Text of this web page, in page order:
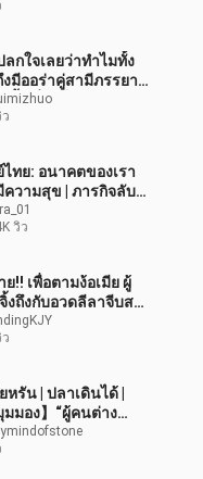
ลกใจเลยว่าทำไมทั้ง
งมีออร่าคู่สามีภรรยา
นี้!! ที่แท้ก็เคยแอบ
านกันมาแล้วตั้งนาน
ไทย: อนาคตของเรา
ความสุข | ภารกิจลับ
รัก(My Dear
EP.33 | iQiyi
วิว
!! เพื่อตามง้อเมีย ผู้
งถึงกับอวดลีลาจีบสาว
ดๆ จนฝ่ายหญิงใจอ่อน
สนใจเลย ฮ่าๆๆ ชัด
ยหรัน | ปลาเดินได้ |
มมอง】“ผู้คนต่าง
ขานถึงความกล้า แล้ว
จะรักหัวใจที่กำลังร้อง